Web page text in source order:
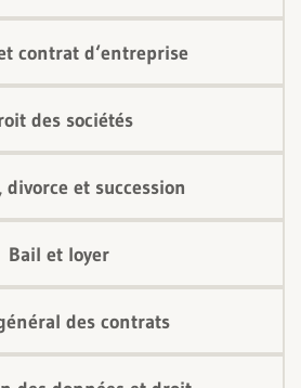
contrat d‘entreprise
des sociétés
divorce et succession
Bail et loyer
des contrats